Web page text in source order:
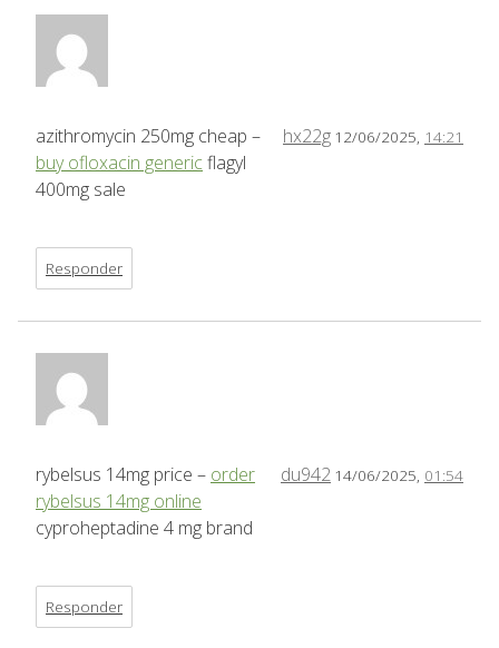
hx22g 12/06/2025, 14:21
azithromycin 250mg cheap –
buy ofloxacin generic flagyl
400mg sale
Responder
du942 14/06/2025, 01:54
rybelsus 14mg price – order
rybelsus 14mg online
cyproheptadine 4 mg brand
Responder